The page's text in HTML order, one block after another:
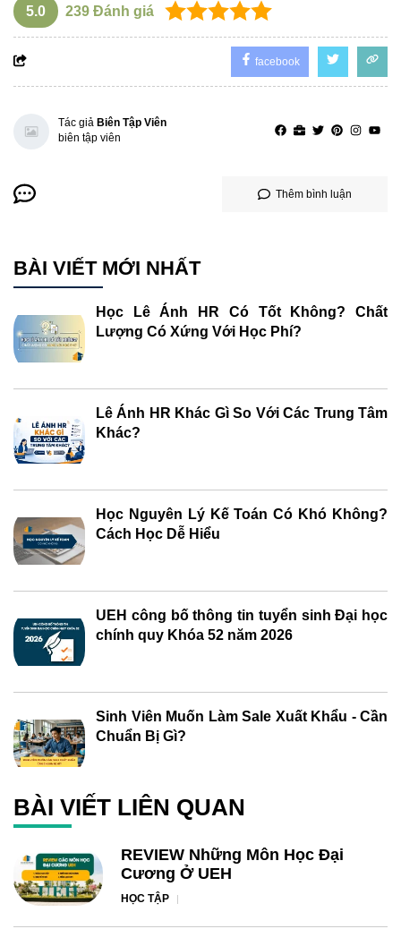
5.0 239 Đánh giá
facebook
Tác giả Biên Tập Viên
biên tập viên
Thêm bình luận
BÀI VIẾT MỚI NHẤT
Học Lê Ánh HR Có Tốt Không? Chất
Lượng Có Xứng Với Học Phí?
Lê Ánh HR Khác Gì So Với Các Trung Tâm
Khác?
Học Nguyên Lý Kế Toán Có Khó Không?
Cách Học Dễ Hiểu
UEH công bố thông tin tuyển sinh Đại học
chính quy Khóa 52 năm 2026
Sinh Viên Muốn Làm Sale Xuất Khẩu - Cần
Chuẩn Bị Gì?
BÀI VIẾT LIÊN QUAN
REVIEW Những Môn Học Đại
Cương Ở UEH
HỌC TẬP